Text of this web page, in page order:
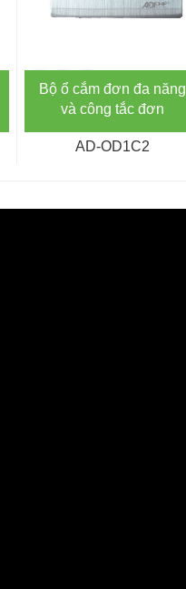
Bộ ổ cắm đơn đa năng
và công tắc đơn
AD-OD1C2